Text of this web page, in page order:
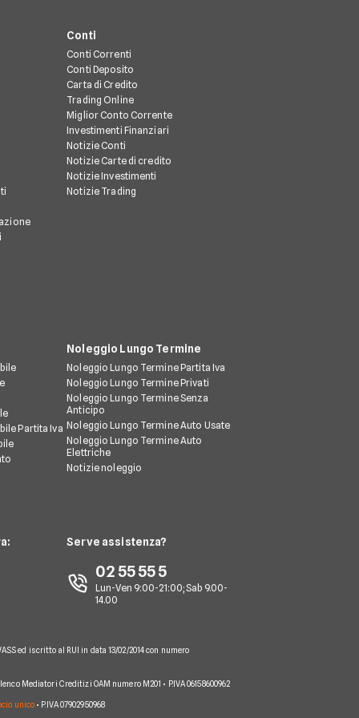
Conti
Conti Correnti
Conti Deposito
Carta di Credito
Trading Online
Miglior Conto Corrente
Investimenti Finanziari
Notizie Conti
Notizie Carte di credito
Notizie Investimenti
Notizie Trading
Partita Iva
Noleggio Lungo Termine
Noleggio Lungo Termine Partita Iva
Noleggio Lungo Termine Privati
Noleggio Lungo Termine Senza
Anticipo
Noleggio Lungo Termine Auto Usate
Noleggio Lungo Termine Auto
Elettriche
Notizie noleggio
Serve assistenza?
02 55 55 5
Lun-Ven 9:00-21:00; Sab 9.00-
14.00
ed iscritto al RUI in data 13/02/2014 con numero
Mediatori Creditizi OAM numero M201 • P.IVA 06158600962
unico • P.IVA 07902950968